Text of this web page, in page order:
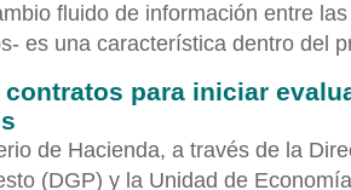
fluido de información entre
es una característica dentro del
contratos para iniciar
de Hacienda, a través de la
(DGP) y la Unidad de